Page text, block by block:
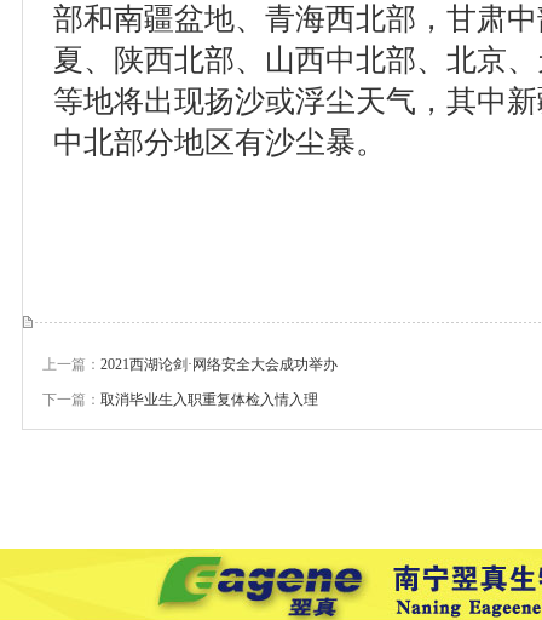
部和南疆盆地、青海西北部，甘肃
夏、陕西北部、山西中北部、北京
等地将出现扬沙或浮尘天气，其中
中北部分地区有沙尘暴。
上一篇： 2021西湖论剑·网络安全大会成功举办
下一篇： 取消毕业生入职重复体检入情入理